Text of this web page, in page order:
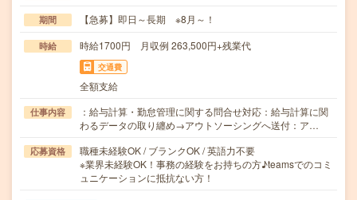
期間 【急募】即日～長期 ※8月～！
時給 時給1700円 月収例 263,500円+残業代
交通費
全額支給
仕事内容
：給与計算・勤怠管理に関する問合せ対応：給与計算に関
わるデータの取り纏め→アウトソーシングへ送付：ア…
応募資格
職種未経験OK / ブランクOK / 英語力不要
※業界未経験OK！事務の経験をお持ちの方♪teamsでのコミ
ュニケーションに抵抗ない方！